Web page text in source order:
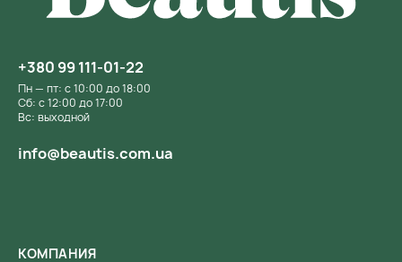
КОМПАНИЯ
+380 99 111-01-22
Пн — пт: с 10:00 до 18:00
Сб: с 12:00 до 17:00
Вс: выходной
info@beautis.com.ua